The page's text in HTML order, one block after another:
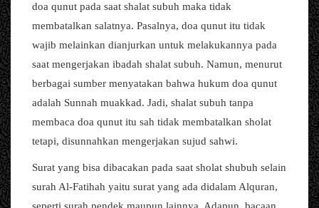
doa qunut pada saat shalat subuh maka tidak
membatalkan salatnya. Pasalnya, doa qunut itu tidak
wajib melainkan dianjurkan untuk melakukannya pada
saat mengerjakan ibadah shalat subuh. Namun, menurut
berbagai sumber menyatakan bahwa hukum doa qunut
adalah Sunnah muakkad. Jadi, shalat subuh tanpa
membaca doa qunut itu sah tidak membatalkan sholat
tetapi, disunnahkan mengerjakan sujud sahwi.
Surat yang bisa dibacakan pada saat sholat shubuh selain
surah Al-Fatihah yaitu surat yang ada didalam Alquran,